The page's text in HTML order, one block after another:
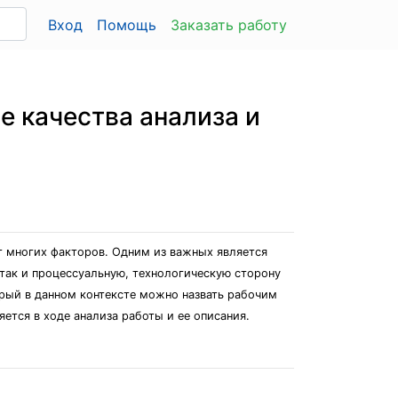
Вход Помощь Заказать работу
анализа и
многих факторов. Одним из важных является
и процессуальную, технологическую сторону
в данном контексте можно назвать рабочим
в ходе анализа работы и ее описания.